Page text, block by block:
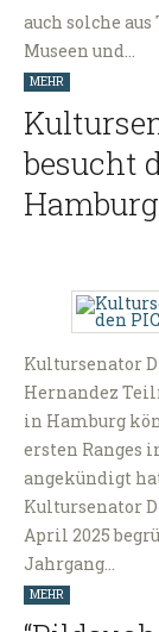
auch solche
Museen und…
MEHR
besucht
Hamburg
Kultursenator
Hernandez
in Hamburg
ersten Ranges
angekündigt
Kultursenator
April 2025
Jahrgang…
MEHR